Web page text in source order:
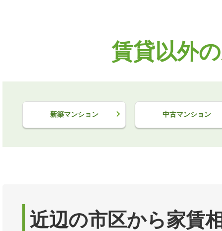
賃貸以外
新築マンション 中古マンション
近辺の市区から家賃